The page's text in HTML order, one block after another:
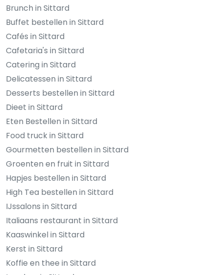
Brunch in Sittard
Buffet bestellen in Sittard
Cafés in Sittard
Cafetaria's in Sittard
Catering in Sittard
Delicatessen in Sittard
Desserts bestellen in Sittard
Dieet in Sittard
Eten Bestellen in Sittard
Food truck in Sittard
Gourmetten bestellen in Sittard
Groenten en fruit in Sittard
Hapjes bestellen in Sittard
High Tea bestellen in Sittard
IJssalons in Sittard
Italiaans restaurant in Sittard
Kaaswinkel in Sittard
Kerst in Sittard
Koffie en thee in Sittard